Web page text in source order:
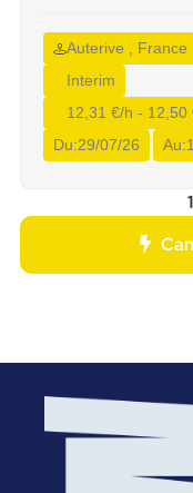
Auterive , France
Interim
12,31 €/h - 12,50
Du:29/07/26 Au:
1